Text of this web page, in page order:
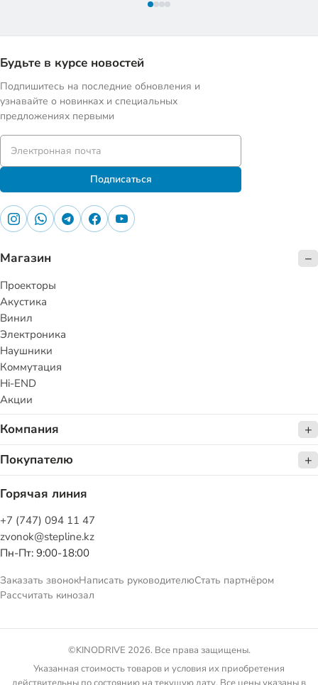
Будьте в курсе новостей
Подпишитесь на последние обновления и
узнавайте о новинках и специальных
предложениях первыми
Подписаться
Магазин
Проекторы
Акустика
Винил
Электроника
Наушники
Коммутация
Hi-END
Акции
Компания
Покупателю
Горячая линия
+7 (747) 094 11 47
zvonok@stepline.kz
Пн-Пт: 9:00-18:00
Заказать звонокНаписать руководителюСтать партнёром
Рассчитать кинозал
©KINODRIVE 2026. Все права защищены.
Указанная стоимость товаров и условия их приобретения